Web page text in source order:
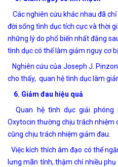
Các nghiên cứu khác nhau đã
đời sống tình dục tích cực và thời
những lý do phổ biến nhất đằng
tình dục có thể làm giảm nguy cơ
Nghiên cứu của Joseph J.
cho thấy, quan hệ tình dục làm
6. Giảm đau hiệu quả
Quan hệ tình dục giải phóng
Oxytocin thường chịu trách nhiệm
cũng chịu trách nhiệm giảm đau.
Việc kích thích âm đạo có thể
lưng mãn tính, thậm chí nhiều